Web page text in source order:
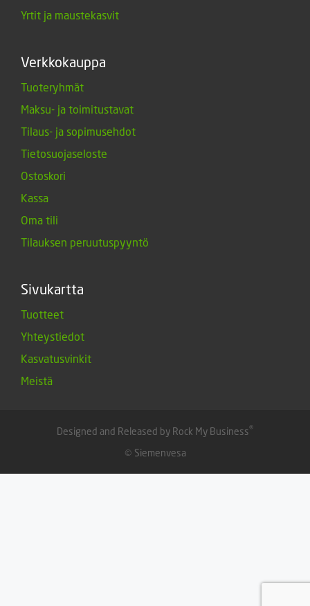
Yrtit ja maustekasvit
Verkkokauppa
Tuoteryhmät
Maksu- ja toimitustavat
Tilaus- ja sopimusehdot
Tietosuojaseloste
Ostoskori
Kassa
Oma tili
Tilauksen peruutuspyyntö
Sivukartta
Tuotteet
Yhteystiedot
Kasvatusvinkit
Meistä
Designed and Released by Rock My Business®
© Siemenvesa